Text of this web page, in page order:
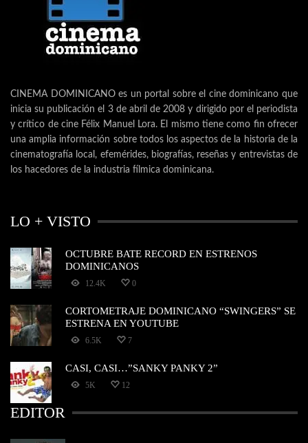
CINEMA DOMINICANO es un portal sobre el cine dominicano que
inicia su publicación el 3 de abril de 2008 y dirigido por el periodista
y crítico de cine Félix Manuel Lora. El mismo tiene como fin ofrecer
una amplia información sobre todos los aspectos de la historia de la
cinematografía local, efemérides, biografías, reseñas y entrevistas de
los hacedores de la industria fílmica dominicana.
LO + VISTO
OCTUBRE BATE RECORD EN ESTRENOS
DOMINICANOS
12.4K 0
CORTOMETRAJE DOMINICANO “SWINGERS” SE
ESTRENA EN YOUTUBE
6.5K 7
CASI, CASI…”SANKY PANKY 2”
5K 12
EDITOR